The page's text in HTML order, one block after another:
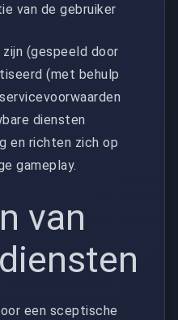
van de gebruiker
(gespeeld door
(met behulp
diensten
en richten zich op
gameplay.
van
een sceptische